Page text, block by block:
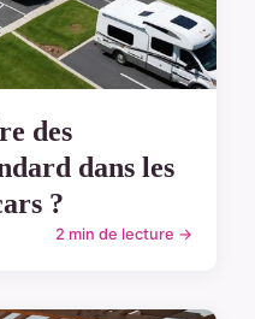
des
dans les
?
2 min de lecture →